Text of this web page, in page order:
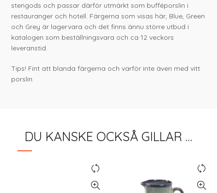
stengods och passar därför utmärkt som bufféporslin i
restauranger och hotell. Färgerna som visas här, Blue, Green
och Grey är lagervara och det finns ännu större utbud i
katalogen som beställningsvara och ca 12 veckors
leveranstid.
Tips! Fint att blanda färgerna och varför inte även med vitt
porslin.
DU KANSKE OCKSÅ GILLAR …